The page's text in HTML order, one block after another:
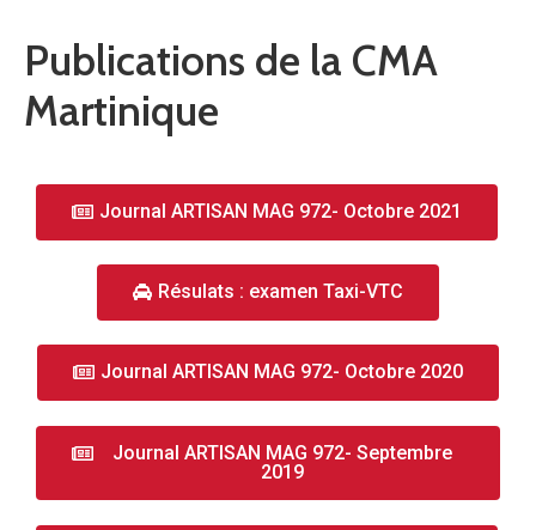
Publications de la CMA
Martinique
Journal ARTISAN MAG 972- Octobre 2021
Résulats : examen Taxi-VTC
Journal ARTISAN MAG 972- Octobre 2020
Journal ARTISAN MAG 972- Septembre
2019